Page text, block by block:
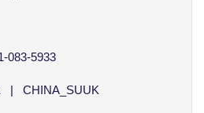
083-5933
| CHINA_SUUK